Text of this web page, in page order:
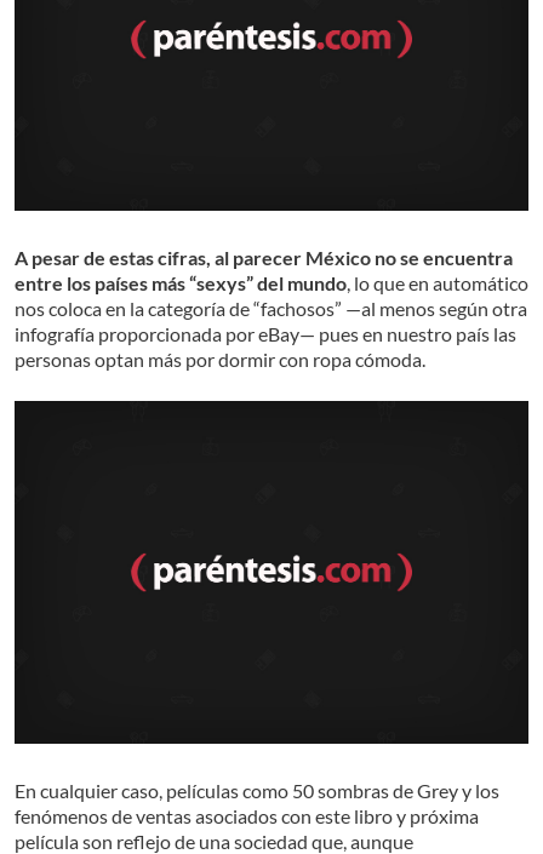
A pesar de estas cifras, al parecer México no se encuentra
entre los países más “sexys” del mundo, lo que en automático
nos coloca en la categoría de “fachosos” —al menos según otra
infografía proporcionada por eBay— pues en nuestro país las
personas optan más por dormir con ropa cómoda.
En cualquier caso, películas como 50 sombras de Grey y los
fenómenos de ventas asociados con este libro y próxima
película son reflejo de una sociedad que, aunque